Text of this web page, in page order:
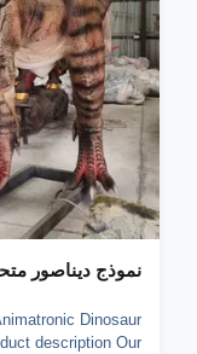
نموذج ديناصور
Dinosaur
description Our